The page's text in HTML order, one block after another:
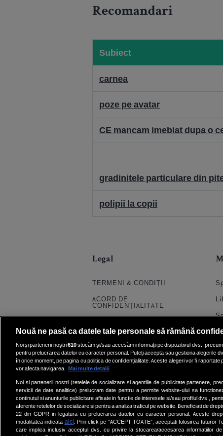
Recomandari
Subiect
carnea
poze pe avatar
CE mancam imebiat dupa o
gradinitele particulare din
polipii la copii
Legal
TERMENI & CONDIȚII
ACORD DE
CONFIDENȚIALITATE
PRELUCRAREA DATELOR
CONTACT
SETĂRI COOKIE
Nouă ne pasă ca datele tale personale să rămână
Noi și partenerii noștri610stocăm și/sau accesăm informații pe dispozitivul dvs.,
pentru prelucrarea datelor cu caracter personal. Puteți accepta sau gestiona alegerile
în orice moment, pe pagina cu politica de confidențialitate. Aceste alegeri vor fi raportate
vor afecta navigarea. Mai multe detalii
Noi si partenerii nostri (retelele de socializare si agentiile de publicitate partenere,
servicii de date analitice) prelucram date pentru a permite website-ului sa
continutul si anunturile publicitare afisate in functie de interesele si/sau profilul dvs.,
aferente retelelor de socializare si pentru a analiza traficul pe website. Beneficiati de
22 din GDPR in legatura cu prelucrarea datelor cu caracter personal. Aceste
modalitatea indicata aici . Prin click pe “ACCEPT TOATE”, acceptati folosirea tuturor
care implica inclusiv acceptul dvs. cu privire la stocarea/accesarea informatiilor